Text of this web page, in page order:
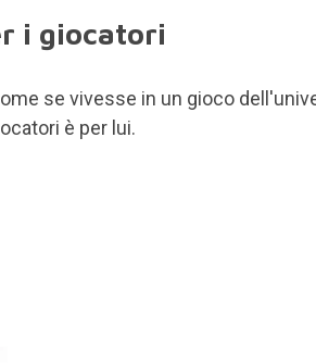
i giocatori
se vivesse in un gioco
è per lui.